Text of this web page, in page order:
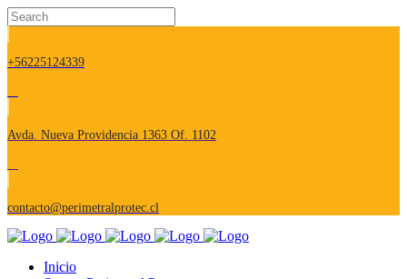
+56225124339
Avda. Nueva Providencia 1363 Of. 1102
contacto@perimetralprotec.cl
Inicio